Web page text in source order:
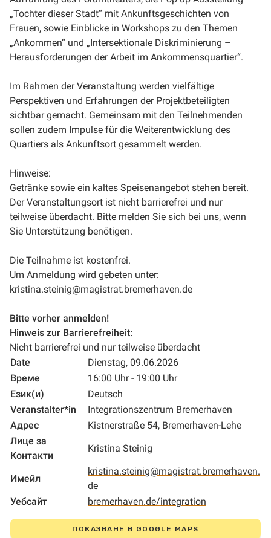
„Tochter dieser Stadt“ mit Ankunftsgeschichten von
Frauen, sowie Einblicke in Workshops zu den Themen
„Ankommen“ und „Intersektionale Diskriminierung –
Herausforderungen der Arbeit im Ankommensquartier“.
Im Rahmen der Veranstaltung werden vielfältige
Perspektiven und Erfahrungen der Projektbeteiligten
sichtbar gemacht. Gemeinsam mit den Teilnehmenden
sollen zudem Impulse für die Weiterentwicklung des
Quartiers als Ankunftsort gesammelt werden.
Hinweise:
Getränke sowie ein kaltes Speisenangebot stehen bereit.
Der Veranstaltungsort ist nicht barrierefrei und nur
teilweise überdacht. Bitte melden Sie sich bei uns, wenn
Sie Unterstützung benötigen.
Die Teilnahme ist kostenfrei.
Um Anmeldung wird gebeten unter:
kristina.steinig@magistrat.bremerhaven.de
Bitte vorher anmelden!
Hinweis zur Barrierefreiheit:
Nicht barrierefrei und nur teilweise überdacht
Date
Dienstag, 09.06.2026
Време
16:00 Uhr - 19:00 Uhr
Език(и)
Deutsch
Veranstalter*in
Integrationszentrum Bremerhaven
Адрес
Kistnerstraße 54, Bremerhaven-Lehe
Лице за
Контакти
Kristina Steinig
Имейл
kristina.steinig@magistrat.bremerhaven.
de
Уебсайт
bremerhaven.de/integration
ПОКАЗВАНЕ В GOOGLE MAPS